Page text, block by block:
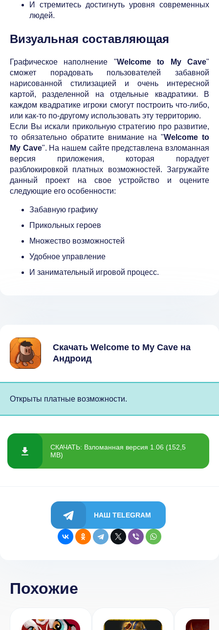
И стремитесь достигнуть уровня современных
людей.
Визуальная составляющая
Графическое наполнение "Welcome to My Cave"
сможет порадовать пользователей забавной
нарисованной стилизацией и очень интересной
картой, разделенной на отдельные квадратики. В
каждом квадратике игроки смогут построить что-либо,
или как-то по-другому использовать эту территорию.
Если Вы искали прикольную стратегию про развитие,
то обязательно обратите внимание на "Welcome to
My Cave". На нашем сайте представлена взломанная
версия приложения, которая порадует
разблокировкой платных возможностей. Загружайте
данный проект на свое устройство и оцените
следующие его особенности:
Забавную графику
Прикольных героев
Множество возможностей
Удобное управление
И занимательный игровой процесс.
Скачать Welcome to My Cave на
Андроид
Открыты платные возможности.
СКАЧАТЬ: Взломанная версия 1.06 (152,5
MB)
НАШ TELEGRAM
Похожие